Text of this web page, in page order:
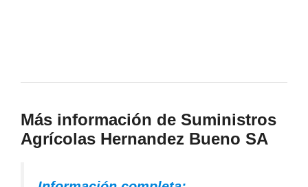
Más información de Suministros
Agrícolas Hernandez Bueno SA